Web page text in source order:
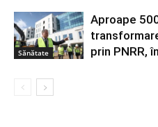
Sănătate
Aproape
prin PNRR,